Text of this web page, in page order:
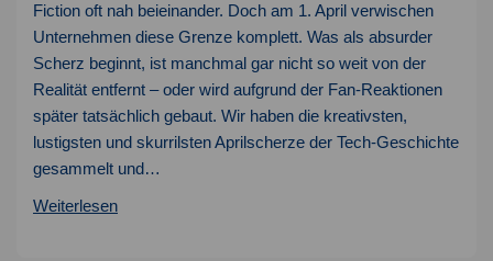
Fiction oft nah beieinander. Doch am 1. April verwischen
Unternehmen diese Grenze komplett. Was als absurder
Scherz beginnt, ist manchmal gar nicht so weit von der
Realität entfernt – oder wird aufgrund der Fan-Reaktionen
später tatsächlich gebaut. Wir haben die kreativsten,
lustigsten und skurrilsten Aprilscherze der Tech-Geschichte
gesammelt und…
WeiterlesenDie